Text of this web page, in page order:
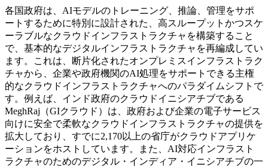
各国政府は、AIモデルのトレーニング、推論、管理をサポ
ートするために特別に設計された、高スループットかつスケ
ーラブルなクラウドインフラストラクチャを構築すること
で、基本的なデジタルインフラストラクチャを再編成してい
ます。これは、断片化されたオンプレミスインフラストラク
チャから、企業や政府機関のAI処理をサポートできる主権
的なクラウドインフラストラクチャへのパラダイムシフトで
す。例えば、インド政府のクラウドイニシアチブである
MeghRaj（GIクラウド）は、政府および企業の電子サービス
向けに安全で柔軟なクラウドインフラストラクチャの提供を
拡大しており、すでに2,170以上の省庁がクラウドアプリケ
ーションをホストしています。また、AI対応インフラスト
ラクチャのためのデジタル・インディア・イニシアチブの一